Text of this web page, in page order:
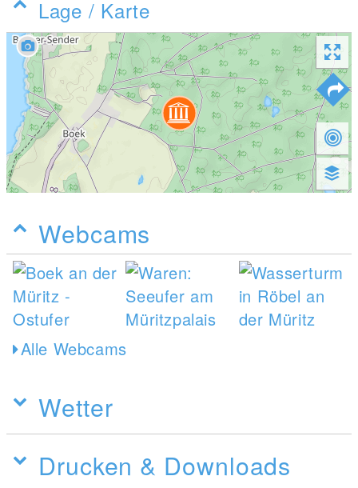
Lage / Karte
Webcams
Alle Webcams
Wetter
Drucken & Downloads